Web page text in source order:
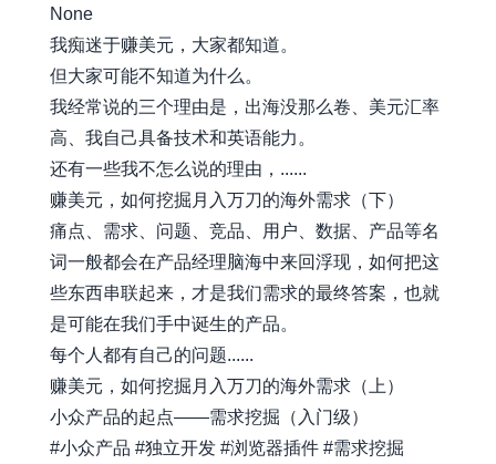
None
我痴迷于赚美元，大家都知道。
但大家可能不知道为什么。
我经常说的三个理由是，出海没那么卷、美元汇率
高、我自己具备技术和英语能力。
还有一些我不怎么说的理由，......
赚美元，如何挖掘月入万刀的海外需求（下）
痛点、需求、问题、竞品、用户、数据、产品等名
词一般都会在产品经理脑海中来回浮现，如何把这
些东西串联起来，才是我们需求的最终答案，也就
是可能在我们手中诞生的产品。
每个人都有自己的问题......
赚美元，如何挖掘月入万刀的海外需求（上）
小众产品的起点——需求挖掘（入门级）
#小众产品 #独立开发 #浏览器插件 #需求挖掘